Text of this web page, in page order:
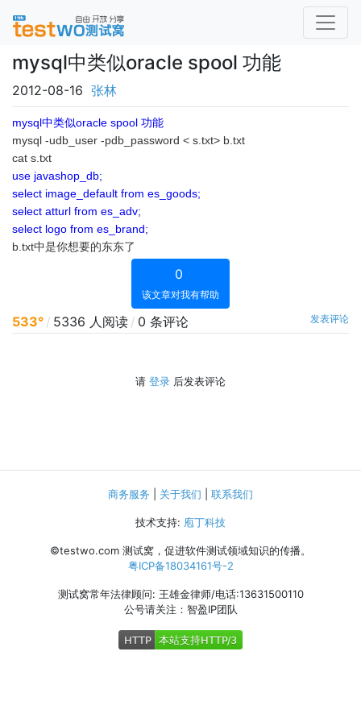
mysql中类似oracle spool 功能
2012-08-16 张林
mysql中类似oracle spool 功能
mysql -udb_user -pdb_password < s.txt> b.txt
cat s.txt
use javashop_db;
select image_default from es_goods;
select atturl from es_adv;
select logo from es_brand;
b.txt中是你想要的东东了
0
该文章对我有帮助
533° / 5336 人阅读 / 0 条评论 发表评论
请 登录 后发表评论
商务服务 关于我们 联系我们
技术支持: 庖丁科技
©testwo.com 测试窝，促进软件测试领域知识的传播。
粤ICP备18034161号-2
测试窝常年法律顾问: 王雄金律师/电话:13631500110
公号请关注：智盈IP团队